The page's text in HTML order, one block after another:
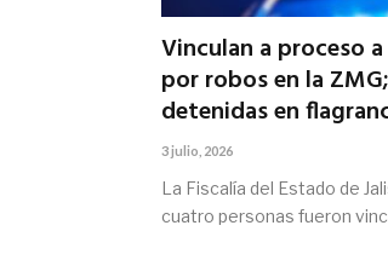
Vinculan a proceso
por robos en la
detenidas en
3 julio, 2026
La Fiscalía del Estado de
cuatro personas fueron